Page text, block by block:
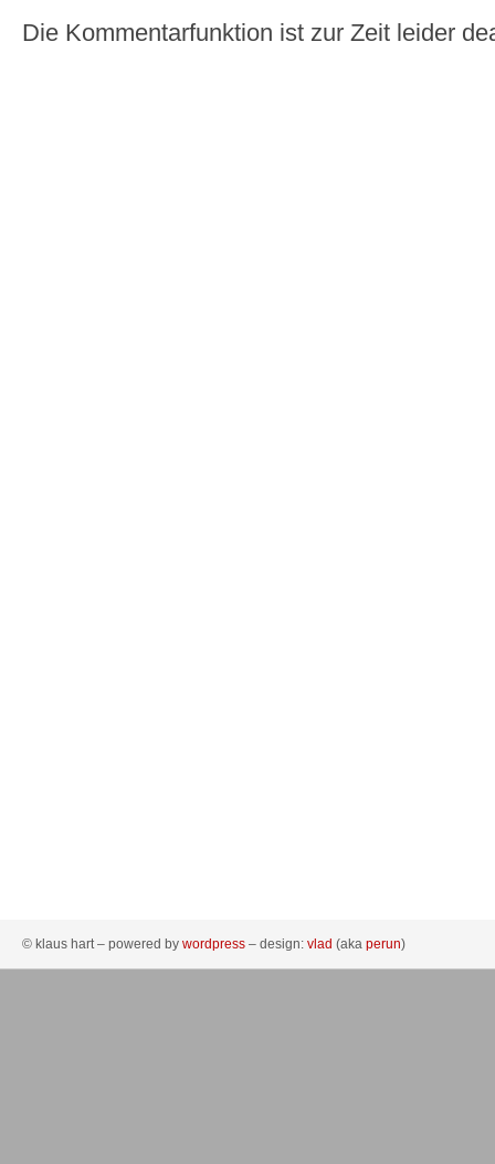
Die Kommentarfunktion ist zur Zeit leider
© klaus hart – powered by wordpress – design: vlad (aka perun)